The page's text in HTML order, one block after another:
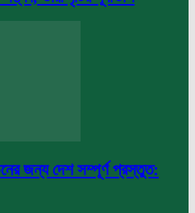
জন্য দেশ সম্পূর্ণ প্রস্তুত: